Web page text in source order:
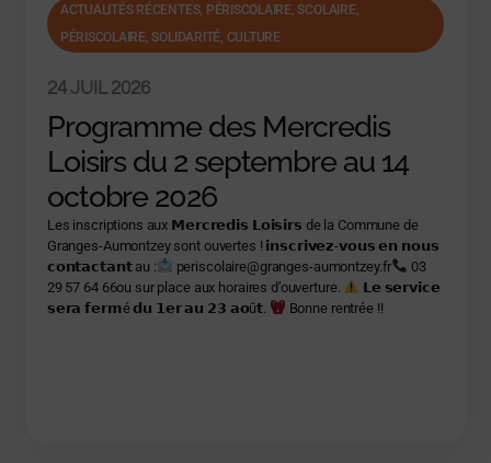
ACTUALITÉS RÉCENTES, PÉRISCOLAIRE,SCOLAIRE,
PÉRISCOLAIRE, SOLIDARITÉ, CULTURE
24 JUIL 2026
Programme des Mercredis
Loisirs du 2 septembre au 14
octobre 2026
Les inscriptions aux 𝗠𝗲𝗿𝗰𝗿𝗲𝗱𝗶𝘀 𝗟𝗼𝗶𝘀𝗶𝗿𝘀 de la Commune de
Granges-Aumontzey sont ouvertes ! 𝗶𝗻𝘀𝗰𝗿𝗶𝘃𝗲𝘇-𝘃𝗼𝘂𝘀 𝗲𝗻 𝗻𝗼𝘂𝘀
𝗰𝗼𝗻𝘁𝗮𝗰𝘁𝗮𝗻𝘁 au :
periscolaire@granges-aumontzey.fr
03
29 57 64 66ou sur place aux horaires d’ouverture.
𝗟𝗲 𝘀𝗲𝗿𝘃𝗶𝗰𝗲
𝘀𝗲𝗿𝗮 𝗳𝗲𝗿𝗺é 𝗱𝘂 𝟭𝗲𝗿 𝗮𝘂 𝟮𝟯 𝗮𝗼û𝘁.
Bonne rentrée !!